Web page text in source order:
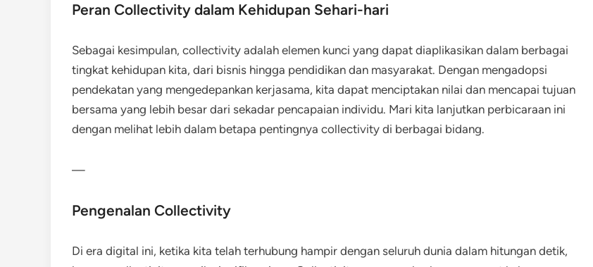
Peran Collectivity dalam Kehidupan Sehari-hari
Sebagai kesimpulan, collectivity adalah elemen kunci yang dapat diaplikasikan dalam berbagai
tingkat kehidupan kita, dari bisnis hingga pendidikan dan masyarakat. Dengan mengadopsi
pendekatan yang mengedepankan kerjasama, kita dapat menciptakan nilai dan mencapai tujuan
bersama yang lebih besar dari sekadar pencapaian individu. Mari kita lanjutkan perbicaraan ini
dengan melihat lebih dalam betapa pentingnya collectivity di berbagai bidang.
—
Pengenalan Collectivity
Di era digital ini, ketika kita telah terhubung hampir dengan seluruh dunia dalam hitungan detik,